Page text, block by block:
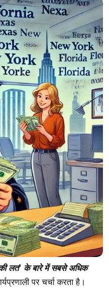
लत' के बारे में सबसे अधिक
पर चर्चा करता है।